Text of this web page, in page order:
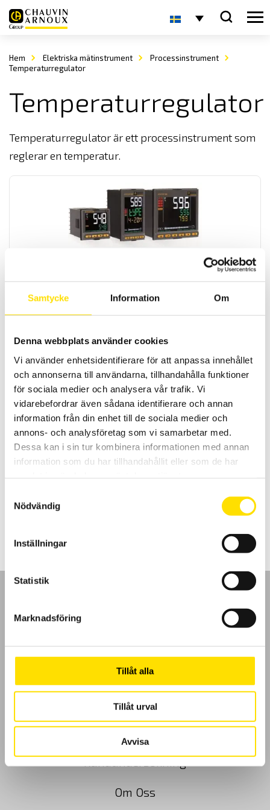
Samtycke Information Om
Denna webbplats använder cookies
Vi använder enhetsidentifierare för att anpassa innehållet
och annonserna till användarna, tillhandahålla funktioner
för sociala medier och analysera vår trafik. Vi
vidarebefordrar även sådana identifierare och annan
information från din enhet till de sociala medier och
annons- och analysföretag som vi samarbetar med.
Dessa kan i sin tur kombinera informationen med annan
information som du har tillhandahållit eller som de har
Nödvändig
Inställningar
Statistik
Marknadsföring
Tillåt alla
Tillåt urval
Avvisa
Hem Elektriska mätinstrument
Processinstrument
Temperaturregulator
Temperaturregulator
Temperaturregulator är ett processinstrument som
reglerar en temperatur.
STATOP 500 & 600 temperaturregulatorserie
Regulatorserie i två varianter med många funktioner samt olika
storlekar.
Shinko BCx2 & 3-serien temperaturregulatorer
Temperaturregulator med multi-ingångar för TC, PT100, mA och V i
595.00kr
Köpvillkor
Cookies
Klagomål
Kundundersökning
Om Oss